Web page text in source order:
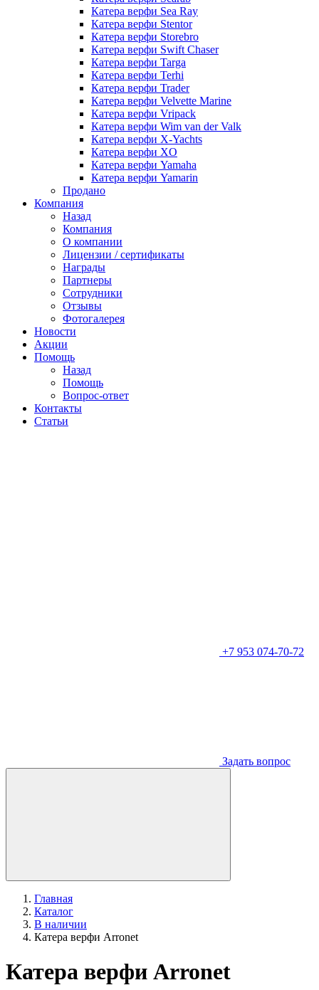
Катера верфи Sea Ray
Катера верфи Stentor
Катера верфи Storebro
Катера верфи Swift Chaser
Катера верфи Targa
Катера верфи Terhi
Катера верфи Trader
Катера верфи Velvette Marine
Катера верфи Vripack
Катера верфи Wim van der Valk
Катера верфи X-Yachts
Катера верфи XO
Катера верфи Yamaha
Катера верфи Yamarin
Продано
Компания
Назад
Компания
О компании
Лицензии / сертификаты
Награды
Партнеры
Сотрудники
Отзывы
Фотогалерея
Новости
Акции
Помощь
Назад
Помощь
Вопрос-ответ
Контакты
Статьи
+7 953 074-70-72
Задать вопрос
Главная
Каталог
В наличии
Катера верфи Arronet
Катера верфи Arronet